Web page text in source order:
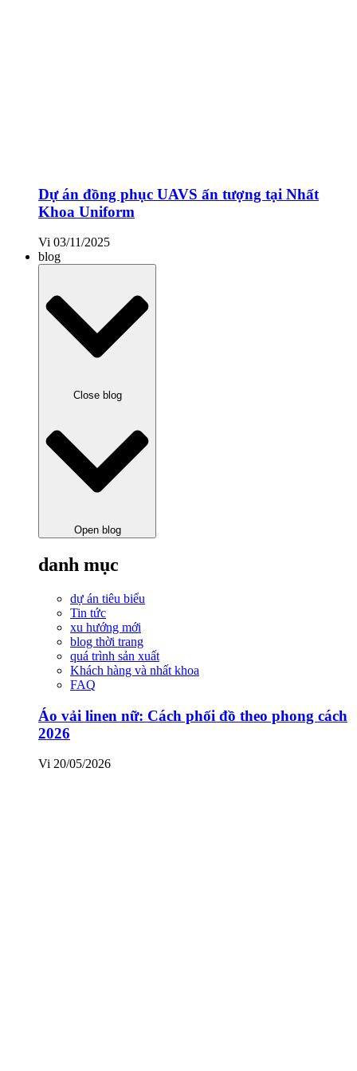
Dự án đồng phục UAVS ấn tượng tại Nhất
Khoa Uniform
Vi 03/11/2025
blog
Close blog
Open blog
danh mục
dự án tiêu biểu
Tin tức
xu hướng mới
blog thời trang
quá trình sản xuất
Khách hàng và nhất khoa
FAQ
Áo vải linen nữ: Cách phối đồ theo phong cách
2026
Vi 20/05/2026